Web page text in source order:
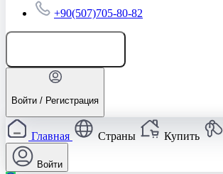
+90(507)705-80-82
Войти / Регистрация
Главная Страны Купить
Войти